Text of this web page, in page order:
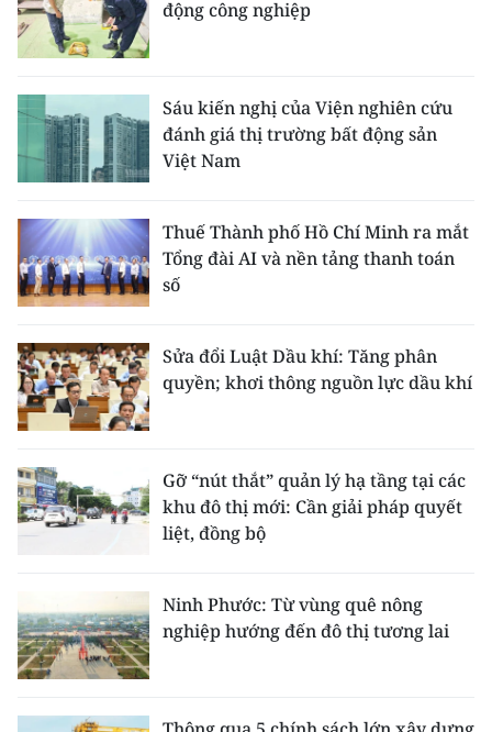
động công nghiệp
Sáu kiến nghị của Viện nghiên cứu
đánh giá thị trường bất động sản
Việt Nam
Thuế Thành phố Hồ Chí Minh ra mắt
Tổng đài AI và nền tảng thanh toán
số
Sửa đổi Luật Dầu khí: Tăng phân
quyền; khơi thông nguồn lực dầu khí
Gỡ “nút thắt” quản lý hạ tầng tại các
khu đô thị mới: Cần giải pháp quyết
liệt, đồng bộ
Ninh Phước: Từ vùng quê nông
nghiệp hướng đến đô thị tương lai